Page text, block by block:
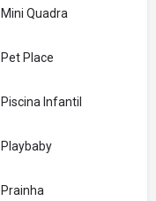
Mini Quadra
Pet Place
Piscina Infantil
Playbaby
Prainha